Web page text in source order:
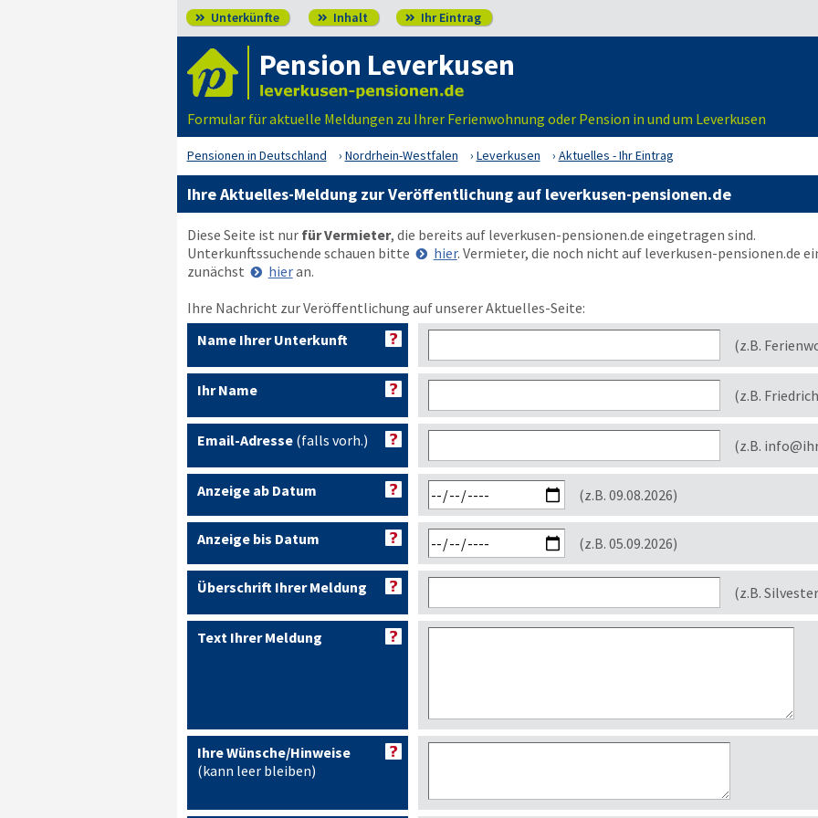
 Unterkünfte  Inhalt  Ihr Eintrag
Pension Leverkusen
Formular für aktuelle Meldungen zu Ihrer Ferienwohnung oder Pension in und um Leverkusen
Pensionen in Deutschland Nordrhein-Westfalen Leverkusen Aktuelles - Ihr Eintrag
Ihre Aktuelles-Meldung zur Veröffentlichung auf leverkusen-pensionen.de
Diese Seite ist nur für Vermieter, die bereits auf leverkusen-pensionen.de eingetragen sind.
Unterkunftssuchende schauen bitte
hier. Vermieter, die noch nicht auf leverkusen-pensionen.de
zunächst
hieran.
Ihre Nachricht zur Veröffentlichung auf unserer Aktuelles-Seite:
Name Ihrer Unterkunft
(z.B.
Ihr Name (z.B.
Email-Adresse(falls vorh.) (z.B.
Anzeige ab Datum (z.B. 09.08.2026)
Anzeige bis Datum (z.B. 05.09.2026)
Überschrift Ihrer Meldung (z.B.
Text Ihrer Meldung
Ihre Wünsche/Hinweise
(kann leer bleiben)